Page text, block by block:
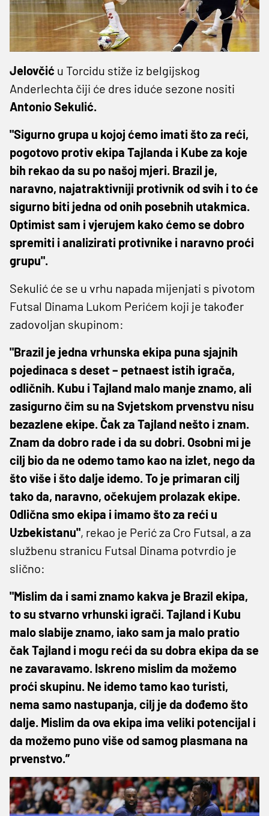
Jelovčić u Torcidu stiže iz belgijskog
Anderlechta čiji će dres iduće sezone nositi
Antonio Sekulić.
"Sigurno grupa u kojoj ćemo imati što za reći,
pogotovo protiv ekipa Tajlanda i Kube za koje
bih rekao da su po našoj mjeri. Brazil je,
naravno, najatraktivniji protivnik od svih i to će
sigurno biti jedna od onih posebnih utakmica.
Optimist sam i vjerujem kako ćemo se dobro
spremiti i analizirati protivnike i naravno proći
grupu".
Sekulić će se u vrhu napada mijenjati s pivotom
Futsal Dinama Lukom Perićem koji je također
zadovoljan skupinom:
"Brazil je jedna vrhunska ekipa puna sjajnih
pojedinaca s deset – petnaest istih igrača,
odličnih. Kubu i Tajland malo manje znamo, ali
zasigurno čim su na Svjetskom prvenstvu nisu
bezazlene ekipe. Čak za Tajland nešto i znam.
Znam da dobro rade i da su dobri. Osobni mi je
cilj bio da ne odemo tamo kao na izlet, nego da
što više i što dalje idemo. To je primaran cilj
tako da, naravno, očekujem prolazak ekipe.
Odlična smo ekipa i imamo što za reći u
Uzbekistanu", rekao je Perić za Cro Futsal, a za
službenu stranicu Futsal Dinama potvrdio je
slično:
"Mislim da i sami znamo kakva je Brazil ekipa,
to su stvarno vrhunski igrači. Tajland i Kubu
malo slabije znamo, iako sam ja malo pratio
čak Tajland i mogu reći da su dobra ekipa da se
ne zavaravamo. Iskreno mislim da možemo
proći skupinu. Ne idemo tamo kao turisti,
nema samo nastupanja, cilj je da dođemo što
dalje. Mislim da ova ekipa ima veliki potencijal i
da možemo puno više od samog plasmana na
prvenstvo.”